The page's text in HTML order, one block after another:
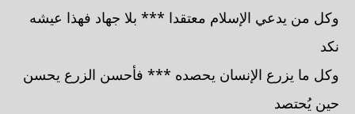
وكل من يدعي الإسلام معتقدا *** بلا جهاد فهذا عيشه
نكد
وكل ما يزرع الإنسان يحصده *** فأحسن الزرع يحسن
حين يُحتصد